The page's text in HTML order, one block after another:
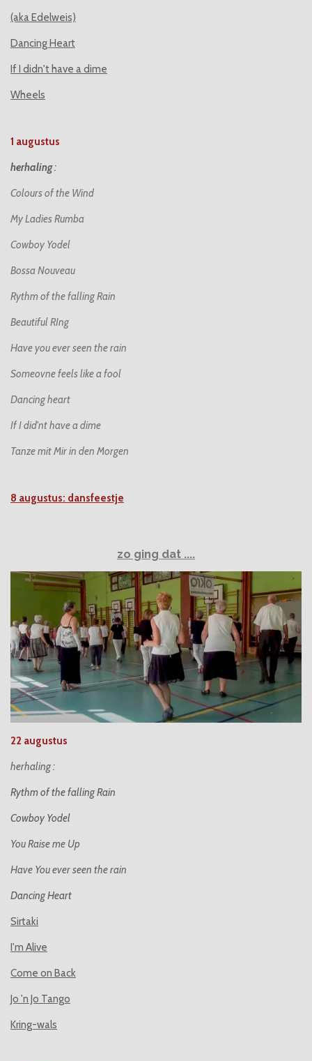
(aka Edelweis)
Dancing Heart
If I didn't have a dime
Wheels
1 augustus
herhaling:
Colours of the Wind
My Ladies Rumba
Cowboy Yodel
Bossa Nouveau
Rythm of the falling Rain
Beautiful RIng
Have you ever seen the rain
Someovne feels like a fool
Dancing heart
If I did'nt have a dime
Tanze mit Mir in den Morgen
8 augustus: dansfeestje
zo ging dat ....
22 augustus
herhaling :
Rythm of the falling Rain
Cowboy Yodel
You Raise me Up
Have You ever seen the rain
Dancing Heart
Sirtaki
I'm Alive
Come on Back
Jo 'n Jo Tango
Kring-wals